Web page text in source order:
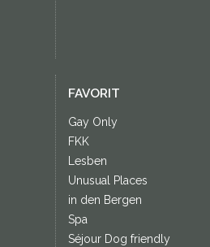
FAVORIT
Gay Only
FKK
Lesben
Unusual Places
in den Bergen
Spa
Séjour Dog friendly